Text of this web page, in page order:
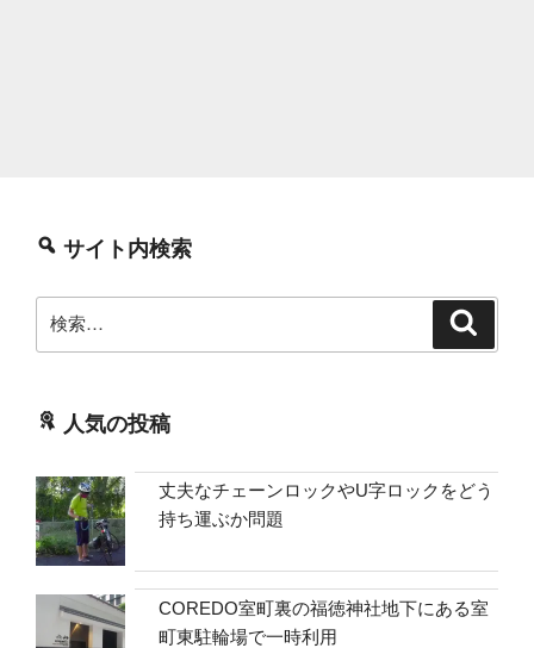
サイト内検索
索:
人気の投稿
丈夫なチェーンロックやU字ロックをどう
持ち運ぶか問題
COREDO室町裏の福徳神社地下にある室
町東駐輪場で一時利用